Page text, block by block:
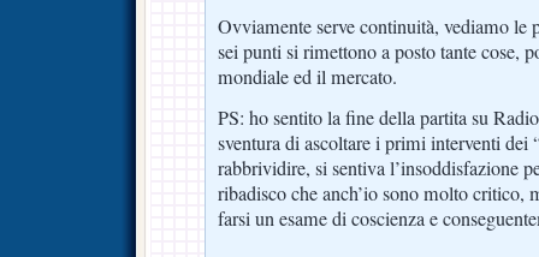
Ovviamente serve continuità, vediamo le
sei punti si rimettono a posto tante cose,
mondiale ed il mercato.
PS: ho sentito la fine della partita su
sventura di ascoltare i primi interventi dei
rabbrividire, si sentiva l’insoddisfazione
ribadisco che anch’io sono molto critico,
farsi un esame di coscienza e